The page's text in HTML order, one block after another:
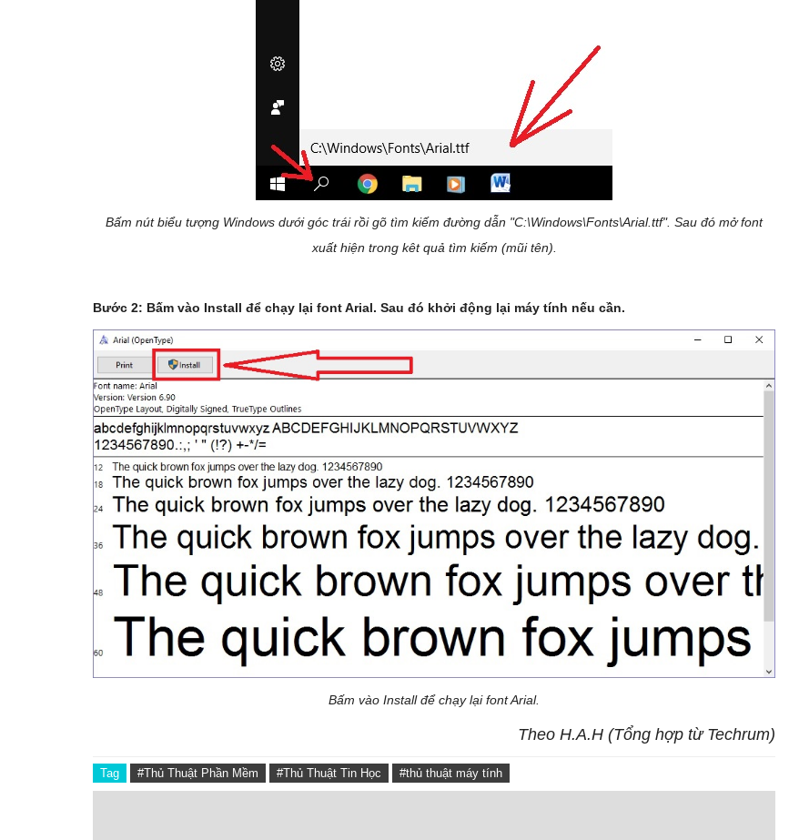
Bấm nút biểu tượng Windows dưới góc trái rồi gõ tìm kiếm đường dẫn "C:\Windows\Fonts\Arial.ttf". Sau đó mở font
xuất hiện trong kêt quả tìm kiếm (mũi tên).
Bước 2: Bấm vào Install để chạy lại font Arial. Sau đó khởi động lại máy tính nếu cần.
Bấm vào Install để chạy lại font Arial.
Theo H.A.H (Tổng hợp từ Techrum)
Tag #Thủ Thuật Phần Mềm #Thủ Thuật Tin Học #thủ thuật máy tính